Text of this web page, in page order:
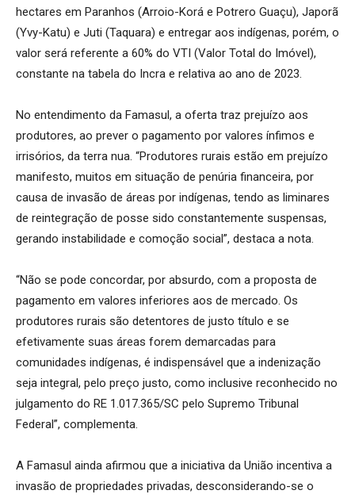
hectares em Paranhos (Arroio-Korá e Potrero Guaçu), Japorã
(Yvy-Katu) e Juti (Taquara) e entregar aos indígenas, porém, o
valor será referente a 60% do VTI (Valor Total do Imóvel),
constante na tabela do Incra e relativa ao ano de 2023.
No entendimento da Famasul, a oferta traz prejuízo aos
produtores, ao prever o pagamento por valores ínfimos e
irrisórios, da terra nua. “Produtores rurais estão em prejuízo
manifesto, muitos em situação de penúria financeira, por
causa de invasão de áreas por indígenas, tendo as liminares
de reintegração de posse sido constantemente suspensas,
gerando instabilidade e comoção social”, destaca a nota.
“Não se pode concordar, por absurdo, com a proposta de
pagamento em valores inferiores aos de mercado. Os
produtores rurais são detentores de justo título e se
efetivamente suas áreas forem demarcadas para
comunidades indígenas, é indispensável que a indenização
seja integral, pelo preço justo, como inclusive reconhecido no
julgamento do RE 1.017.365/SC pelo Supremo Tribunal
Federal”, complementa.
A Famasul ainda afirmou que a iniciativa da União incentiva a
invasão de propriedades privadas, desconsiderando-se o